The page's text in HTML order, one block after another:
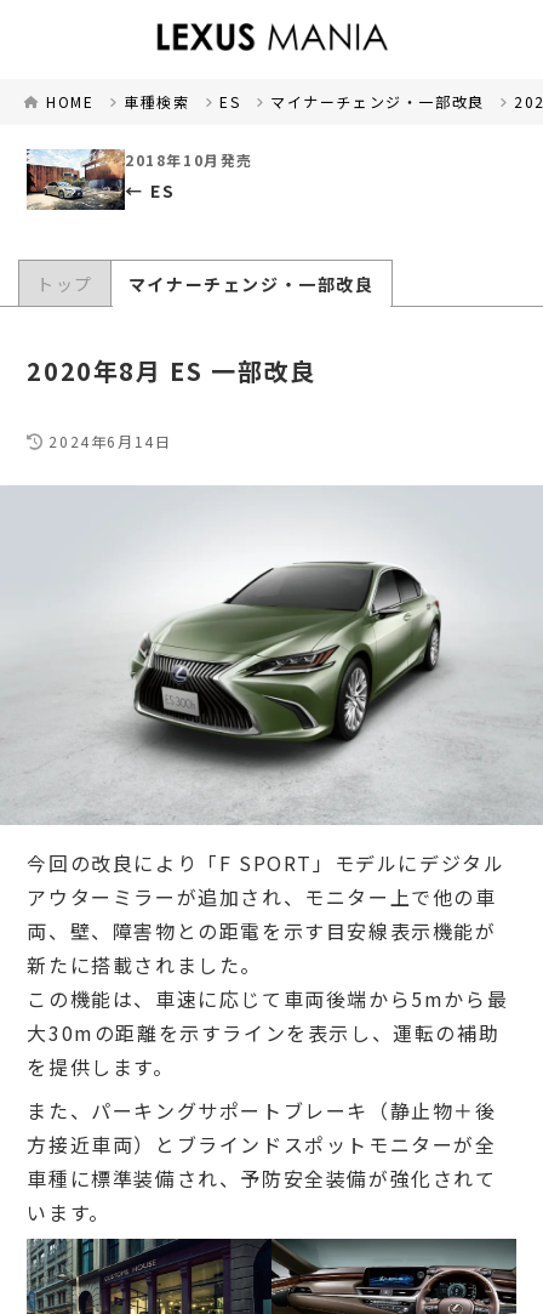
HOME 車種検索 ES マイナーチェンジ・一部改良
2018年10月発売
ES
トップ マイナーチェンジ・一部改良
2020年8月 ES 一部改良
2024年6月14日
今回の改良により「F SPORT」モデルにデジタル
アウターミラーが追加され、モニター上で他の車
両、壁、障害物との距電を示す目安線表示機能が
新たに搭載されました。
この機能は、車速に応じて車両後端から5mから最
大30mの距離を示すラインを表示し、運転の補助
を提供します。
また、パーキングサポートブレーキ（静止物＋後
方接近車両）とブラインドスポットモニターが全
車種に標準装備され、予防安全装備が強化されて
います。